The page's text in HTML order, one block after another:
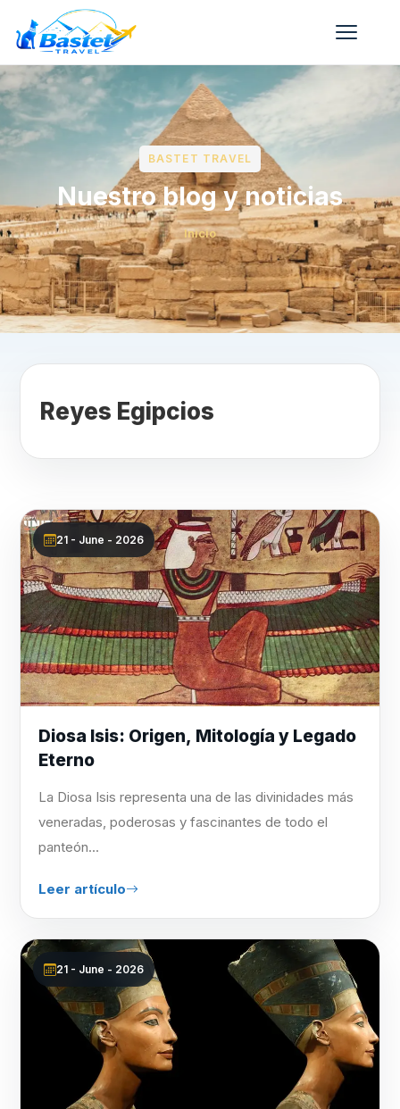
BASTET TRAVEL
Nuestro blog y noticias
Inicio
Reyes Egipcios
21 - June - 2026
Diosa Isis: Origen, Mitología y Legado
Eterno
La Diosa Isis representa una de las divinidades más
veneradas, poderosas y fascinantes de todo el
panteón...
Leer artículo
21 - June - 2026